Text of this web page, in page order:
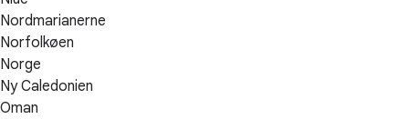
Nordmarianerne
Norfolkøen
Norge
Ny Caledonien
Oman